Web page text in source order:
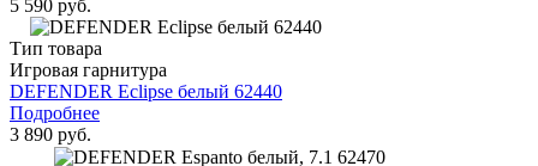
5 590 руб.
Тип товара
Игровая гарнитура
DEFENDER Eclipse белый 62440
Подробнее
3 890 руб.